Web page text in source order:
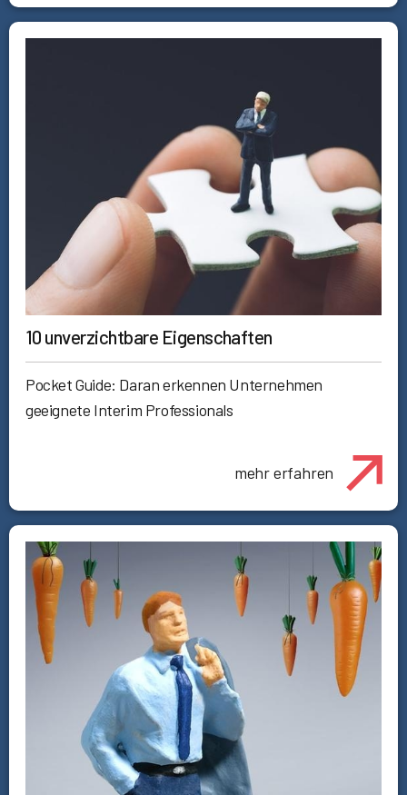
10 unverzichtbare Eigenschaften
Pocket Guide: Daran erkennen Unternehmen
geeignete Interim Professionals
mehr erfahren